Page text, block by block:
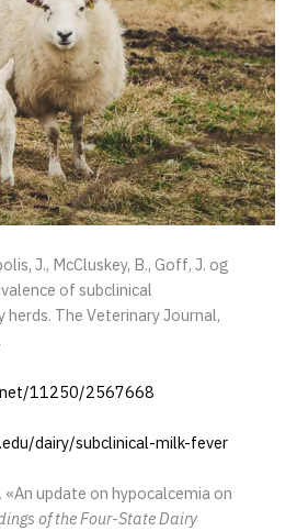
J., McCluskey, B., Goff, J. og
of subclinical
herds. The Veterinary Journal,
11250/2567668
dairy/subclinical-milk-fever
update on hypocalcemia on
of the Four-State Dairy